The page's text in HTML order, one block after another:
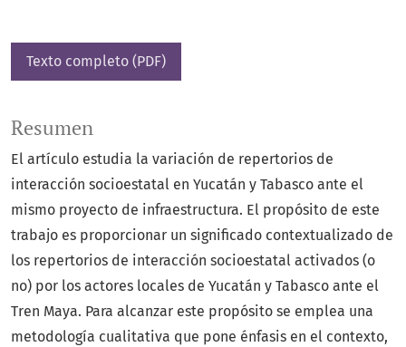
Texto completo (PDF)
Resumen
El artículo estudia la variación de repertorios de
interacción socioestatal en Yucatán y Tabasco ante el
mismo proyecto de infraestructura. El propósito de este
trabajo es proporcionar un significado contextualizado de
los repertorios de interacción socioestatal activados (o
no) por los actores locales de Yucatán y Tabasco ante el
Tren Maya. Para alcanzar este propósito se emplea una
metodología cualitativa que pone énfasis en el contexto,